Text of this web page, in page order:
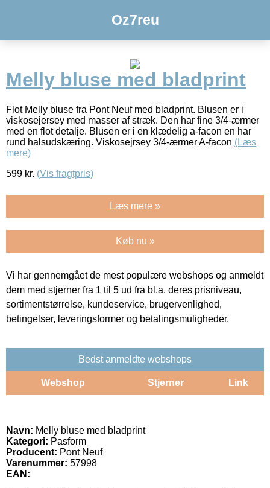
Oz7reu
Melly bluse med bladprint
Flot Melly bluse fra Pont Neuf med bladprint. Blusen er i
viskosejersey med masser af stræk. Den har fine 3/4-ærmer
med en flot detalje. Blusen er i en klædelig a-facon en har
rund halsudskæring. Viskosejrsey 3/4-ærmer A-facon (Læs
mere)
599 kr. (Vis fragtpris)
Læs mere »
Køb nu »
Vi har gennemgået de mest populære webshops og anmeldt
dem med stjerner fra 1 til 5 ud fra bl.a. deres prisniveau,
sortimentstørrelse, kundeservice, brugervenlighed,
betingelser, leveringsformer og betalingsmuligheder.
Bedst anmeldte webshops
Webshop Stjerner Link
Navn: Melly bluse med bladprint
Kategori: Pasform
Producent: Pont Neuf
Varenummer: 57998
EAN: